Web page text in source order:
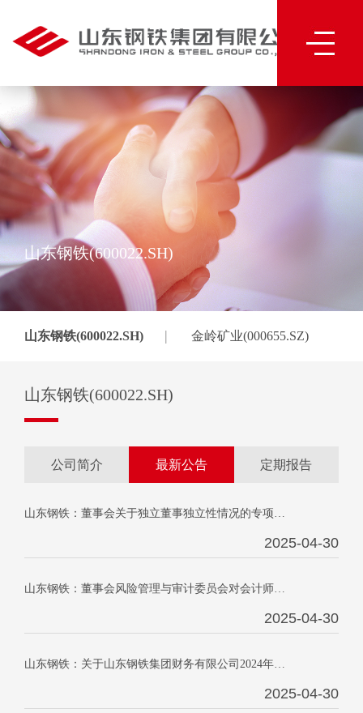
山东钢铁(600022.SH)
山东钢铁(600022.SH) | 金岭矿业(000655.SZ)
山东钢铁(600022.SH)
公司简介 最新公告 定期报告
山东钢铁：董事会关于独立董事独立性情况的专项报告
2025-04-30
山东钢铁：董事会风险管理与审计委员会对会计师事务所2024年度履行监督职责情况的报告
2025-04-30
山东钢铁：关于山东钢铁集团财务有限公司2024年年度风险持续评估报告
2025-04-30